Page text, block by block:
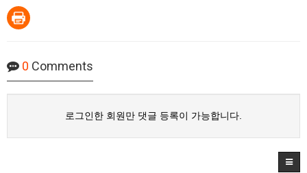
0 Comments
로그인한 회원만 댓글 등록이 가능합니다.